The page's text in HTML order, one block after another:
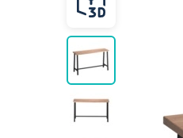
Подстолья и
Столешницы
Текстиль
Кресла